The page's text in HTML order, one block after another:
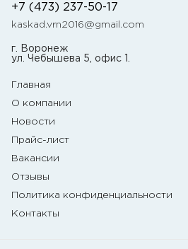
+7 (473) 237-50-17
kaskad.vrn2016@gmail.com
г. Воронеж
ул. Чебышева 5, офис 1.
Главная
О компании
Новости
Прайс-лист
Вакансии
Отзывы
Политика конфиденциальности
Контакты